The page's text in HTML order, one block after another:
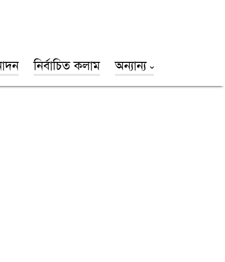
নির্বাচিত কলাম অন্যান্য